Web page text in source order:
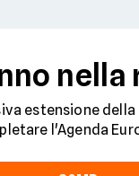
estensione
l'Agenda